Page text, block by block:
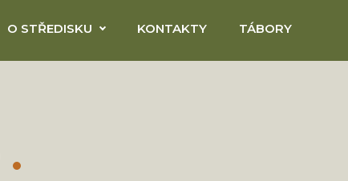
O STŘEDISKU KONTAKTY TÁBORY